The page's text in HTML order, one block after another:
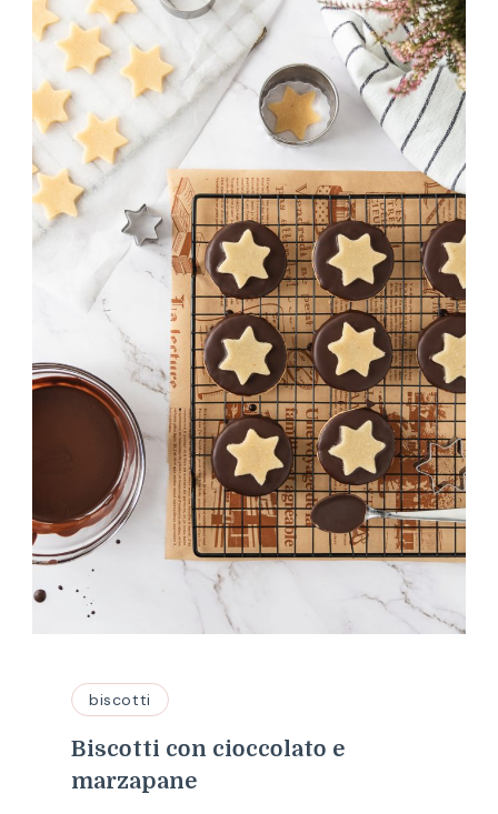
biscotti
Biscotti con cioccolato e
marzapane